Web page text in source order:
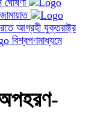
ঘোষণা
আগ্রহী যুক্তরাষ্ট্র
বিশ্বগণমাধ্যমে